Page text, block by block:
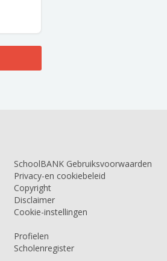
SchoolBANK Gebruiksvoorwaarden
Privacy-en cookiebeleid
Copyright
Disclaimer
Cookie-instellingen
Profielen
Scholenregister